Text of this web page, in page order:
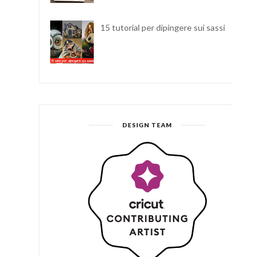
15 tutorial per dipingere sui sassi
DESIGN TEAM